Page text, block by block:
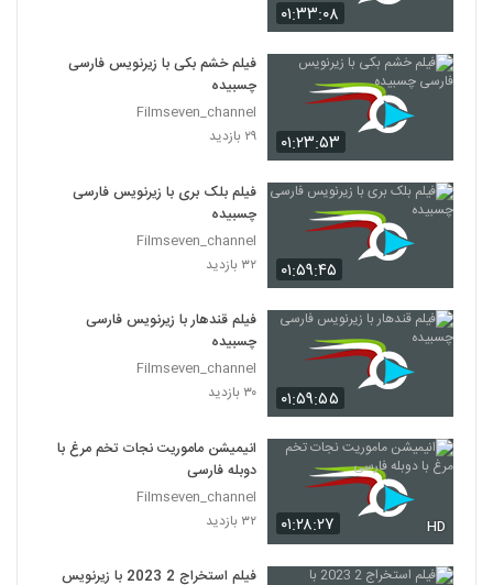
۰۱:۳۳:۰۸
۰۱:۲۳:۵۳
فیلم خشم بکی با زیرنویس فارسی
چسبیده
Filmseven_channel
۲۹ بازدید
۰۱:۵۹:۴۵
فیلم بلک بری با زیرنویس فارسی
چسبیده
Filmseven_channel
۳۲ بازدید
۰۱:۵۹:۵۵
فیلم قندهار با زیرنویس فارسی
چسبیده
Filmseven_channel
۳۰ بازدید
۰۱:۲۸:۲۷ HD
انیمیشن ماموریت نجات تخم مرغ با
دوبله فارسی
Filmseven_channel
۳۲ بازدید
فیلم استخراج 2 2023 با زیرنویس